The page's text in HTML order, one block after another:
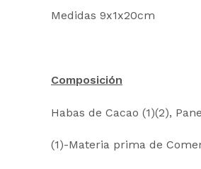
Medidas 9x1x20cm
Composición
Habas de Cacao (1)(2),
(1)-Materia prima de